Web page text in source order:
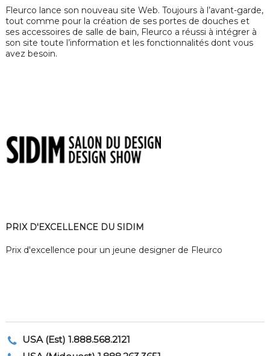
Fleurco lance son nouveau site Web. Toujours à l’avant-garde,
tout comme pour la création de ses portes de douches et
ses accessoires de salle de bain, Fleurco a réussi à intégrer à
son site toute l’information et les fonctionnalités dont vous
avez besoin.
PRIX D'EXCELLENCE DU SIDIM
Prix d'excellence pour un jeune designer de Fleurco
USA (Est) 1.888.568.2121